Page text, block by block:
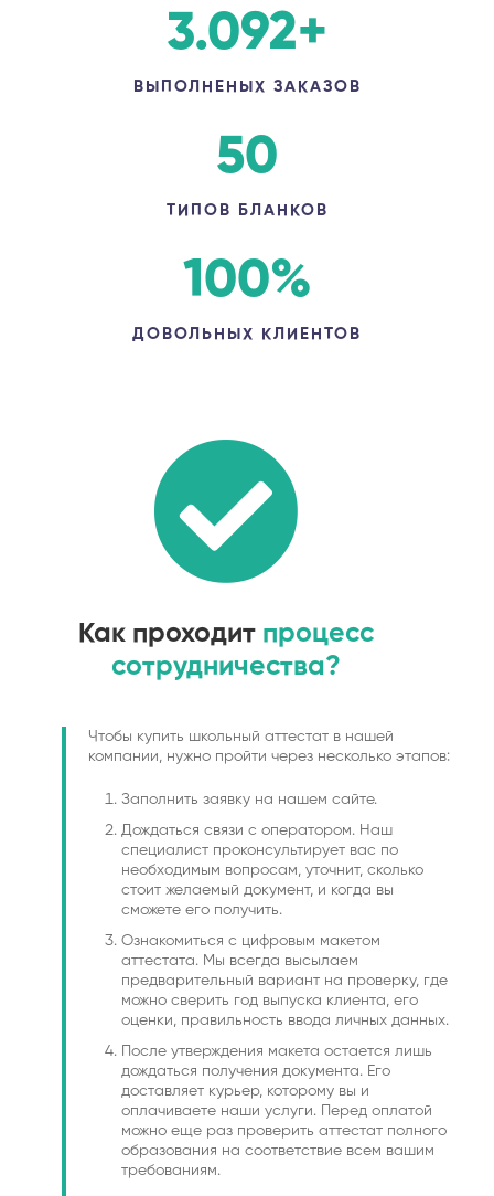
3.092+
ВЫПОЛНЕНЫХ ЗАКАЗОВ
50
ТИПОВ БЛАНКОВ
100%
ДОВОЛЬНЫХ КЛИЕНТОВ
Как проходит процесс
сотрудничества?
Чтобы купить школьный аттестат в нашей
компании, нужно пройти через несколько этапов:
Заполнить заявку на нашем сайте.
Дождаться связи с оператором. Наш
специалист проконсультирует вас по
необходимым вопросам, уточнит, сколько
стоит желаемый документ, и когда вы
сможете его получить.
Ознакомиться с цифровым макетом
аттестата. Мы всегда высылаем
предварительный вариант на проверку, где
можно сверить год выпуска клиента, его
оценки, правильность ввода личных данных.
После утверждения макета остается лишь
дождаться получения документа. Его
доставляет курьер, которому вы и
оплачиваете наши услуги. Перед оплатой
можно еще раз проверить аттестат полного
образования на соответствие всем вашим
требованиям.